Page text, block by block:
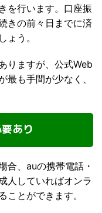
を行います。口座振
きの前々日までに済
ょう。
りますが、公式Web
も手間が少なく、
あり
合、auの携帯電話・
人していればオンラ
ことができます。